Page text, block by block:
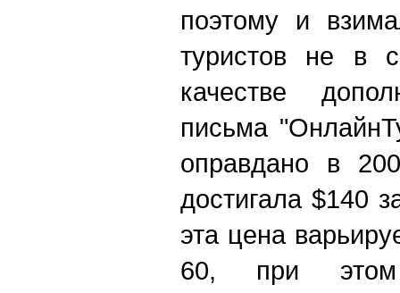
поэтому и
туристов не в
качестве
письма
оправдано в
достигала $140
эта цена
60, при этом